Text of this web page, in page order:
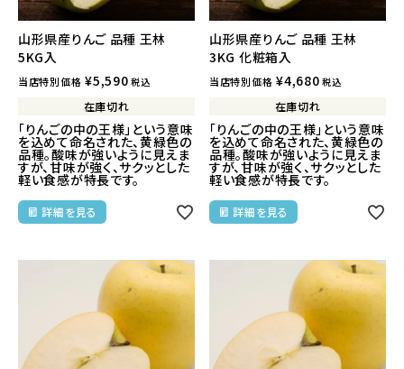
山形県産りんご 品種 王林
5KG入
当店特別価格 ¥5,590 税込
在庫切れ
「りんごの中の王様」という意味
を込めて命名された、黄緑色の
品種。酸味が強いように見えま
すが、甘味が強く、サクッとした
軽い食感が特長です。
詳細を見る
山形県産りんご 品種 王林
3KG 化粧箱入
当店特別価格 ¥4,680 税込
在庫切れ
「りんごの中の王様」という意味
を込めて命名された、黄緑色の
品種。酸味が強いように見えま
すが、甘味が強く、サクッとした
軽い食感が特長です。
詳細を見る